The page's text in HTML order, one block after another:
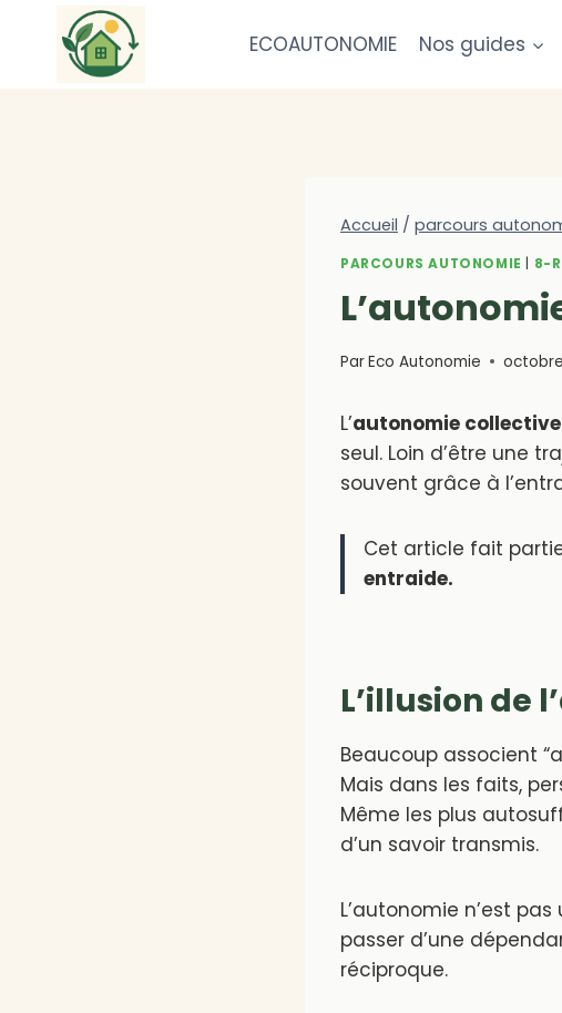
contenu
ECOAUTONOMIE Nos guides
Accueil / parcours
PARCOURS AUTONOMIE 8-
ParEco Autonomie
L’autonomie collective
seul. Loin d’être une
souvent grâce à
Cet article fait
entraide.
L’illusion de
Beaucoup associent
Mais dans les faits,
Même les plus
d’un savoir transmis.
L’autonomie n’est
passer d’une
réciproque.